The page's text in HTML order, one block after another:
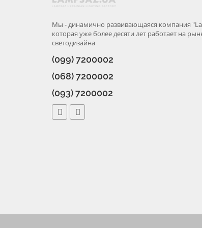
Мы - динамично развивающаяся компания
которая уже более десяти лет работает на
светодизайна
(099) 7200002
(068) 7200002
(093) 7200002